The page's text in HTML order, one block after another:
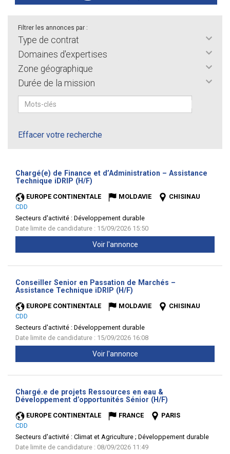
Filtrer les annonces par :
Type de contrat
Domaines d'expertises
Zone géographique
Durée de la mission
Effacer votre recherche
Chargé(e) de Finance et d’Administration – Assistance
Technique iDRIP (H/F)
EUROPE CONTINENTALE MOLDAVIE
CHISINAU
CDD
Secteurs d'activité : Développement durable
Date limite de candidature : 15/09/2026 15:50
Voir l'annonce
Conseiller Senior en Passation de Marchés –
Assistance Technique iDRIP (H/F)
EUROPE CONTINENTALE MOLDAVIE
CHISINAU
CDD
Secteurs d'activité : Développement durable
Date limite de candidature : 15/09/2026 16:08
Voir l'annonce
Chargé.e de projets Ressources en eau &
Développement d’opportunités Sénior (H/F)
EUROPE CONTINENTALE FRANCE
PARIS
CDD
Secteurs d'activité : Climat et Agriculture ; Développement durable
Date limite de candidature : 08/09/2026 11:49